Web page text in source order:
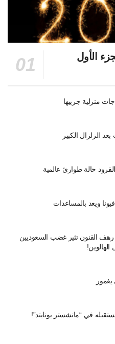
الزلزال الكبير
حالة طوارئ عالمية
ويعد بالمساعدات
رهف القنون تثير غضب السعوديين
في “مانشستر يونايتد”!